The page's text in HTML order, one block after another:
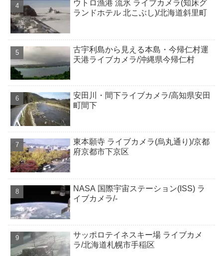
ウトロ漁港 流氷 ライブカメラ(知床グ
ランドホテル 北こぶし)/北海道斜里町
古宇利島から見える本島・今帰仁村運
天港ライブカメラ/沖縄県今帰仁村
安田川・間下ライブカメラ/高知県安田
町間下
東本願寺 ライブカメラ(烏丸通り)/京都
府京都市下京区
NASA 国際宇宙ステーション(ISS) ラ
イブカメラ/-
サッポロテイネスキー場 ライブカメ
ラ/北海道札幌市手稲区